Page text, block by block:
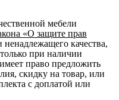
мебели
«О защите прав
ненадлежащего качества,
при наличии
право предложить
скидку на товар, или
с доплатой или